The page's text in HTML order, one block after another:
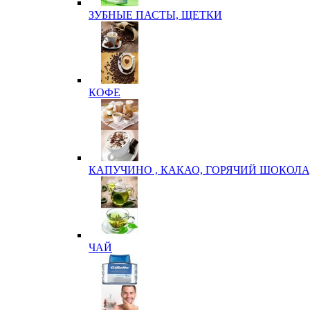
ЗУБНЫЕ ПАСТЫ, ЩЕТКИ
КОФЕ
КАПУЧИНО , КАКАО, ГОРЯЧИЙ
ЧАЙ